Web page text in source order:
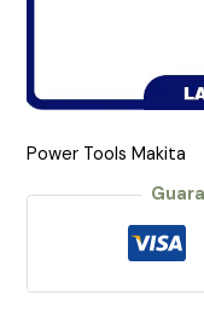
Power Tools Makita